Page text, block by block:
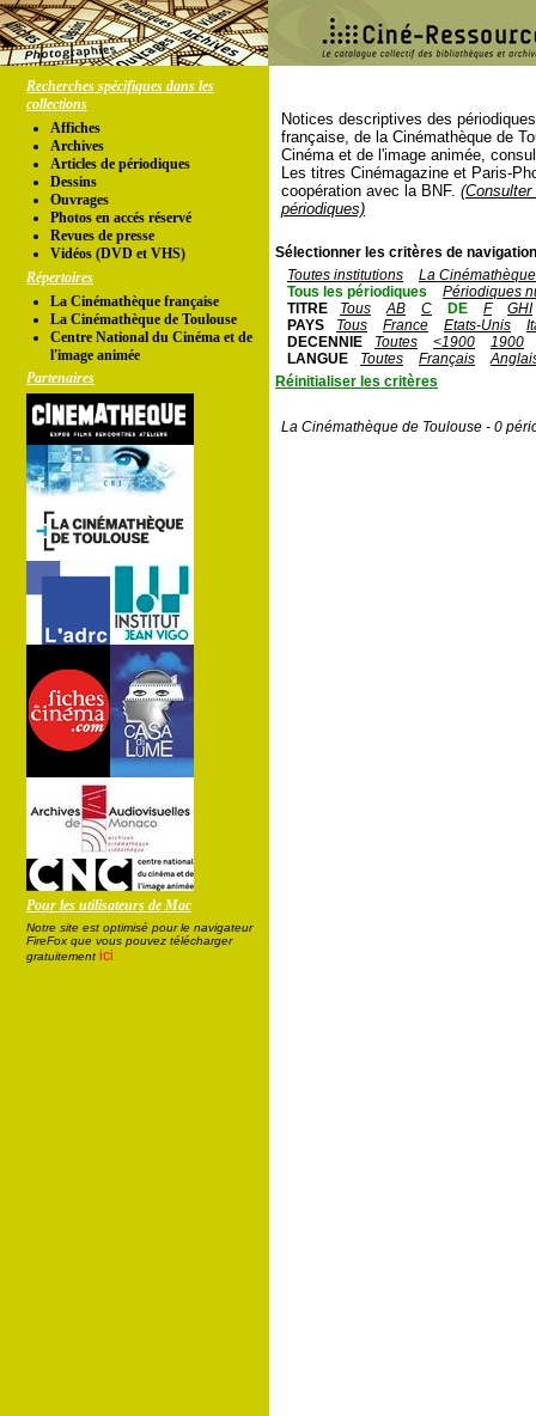
Recherches spécifiques dans les
collections
Affiches
Archives
Articles de périodiques
Dessins
Ouvrages
Photos en accés réservé
Revues de presse
Vidéos (DVD et VHS)
Répertoires
La Cinémathèque française
La Cinémathèque de Toulouse
Centre National du Cinéma et de
l'image animée
Partenaires
Pour les utilisateurs de Mac
Notre site est optimisé pour le navigateur
FireFox que vous pouvez télécharger
gratuitement ici
Notices descriptives des
française, de la Cinémathèque de
Cinéma et de l'image animée,
Les titres Cinémagazine et Paris-
coopération avec la BNF.
périodiques)
Sélectionner les critères de
Toutes institutions
La
Tous les périodiques
Périodiques
TITRE
Tous AB C DE F
GHI
PAYS
Tous France Etats-Unis
DECENNIE
Toutes <1900
1900
LANGUE
Toutes Français
Réinitialiser les critères
La Cinémathèque de Toulouse - 0